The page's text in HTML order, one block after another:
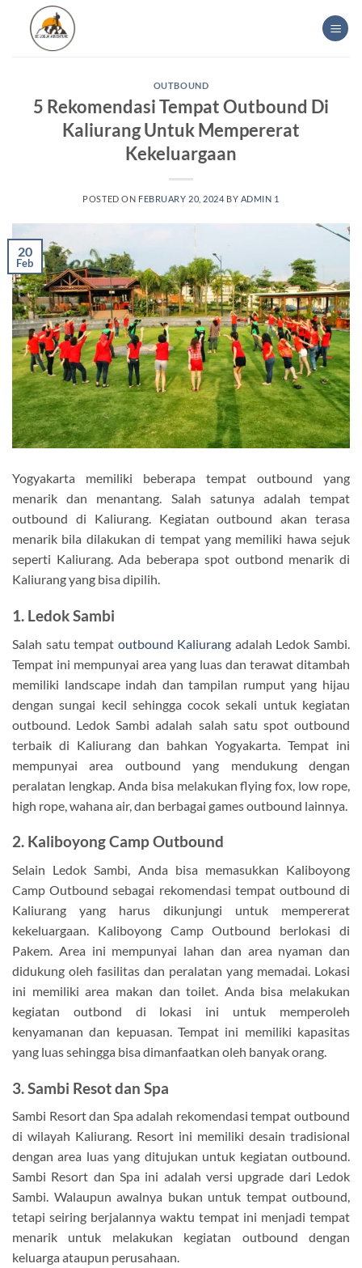
content
OUTBOUND
5 Rekomendasi Tempat Outbound Di
Kaliurang Untuk Mempererat
Kekeluargaan
POSTED ON FEBRUARY 20, 2024 BY ADMIN 1
20
Feb
Yogyakarta memiliki beberapa tempat outbound yang
menarik dan menantang. Salah satunya adalah tempat
outbound di Kaliurang. Kegiatan outbound akan terasa
menarik bila dilakukan di tempat yang memiliki hawa sejuk
seperti Kaliurang. Ada beberapa spot outbond menarik di
Kaliurang yang bisa dipilih.
1. Ledok Sambi
Salah satu tempat outbound Kaliurang adalah Ledok Sambi.
Tempat ini mempunyai area yang luas dan terawat ditambah
memiliki landscape indah dan tampilan rumput yang hijau
dengan sungai kecil sehingga cocok sekali untuk kegiatan
outbound. Ledok Sambi adalah salah satu spot outbound
terbaik di Kaliurang dan bahkan Yogyakarta. Tempat ini
mempunyai area outbound yang mendukung dengan
peralatan lengkap. Anda bisa melakukan flying fox, low rope,
high rope, wahana air, dan berbagai games outbound lainnya.
2. Kaliboyong Camp Outbound
Selain Ledok Sambi, Anda bisa memasukkan Kaliboyong
Camp Outbound sebagai rekomendasi tempat outbound di
Kaliurang yang harus dikunjungi untuk mempererat
kekeluargaan. Kaliboyong Camp Outbound berlokasi di
Pakem. Area ini mempunyai lahan dan area nyaman dan
didukung oleh fasilitas dan peralatan yang memadai. Lokasi
ini memiliki area makan dan toilet. Anda bisa melakukan
kegiatan outbond di lokasi ini untuk memperoleh
kenyamanan dan kepuasan. Tempat ini memiliki kapasitas
yang luas sehingga bisa dimanfaatkan oleh banyak orang.
3. Sambi Resot dan Spa
Sambi Resort dan Spa adalah rekomendasi tempat outbound
di wilayah Kaliurang. Resort ini memiliki desain tradisional
dengan area luas yang ditujukan untuk kegiatan outbound.
Sambi Resort dan Spa ini adalah versi upgrade dari Ledok
Sambi. Walaupun awalnya bukan untuk tempat outbound,
tetapi seiring berjalannya waktu tempat ini menjadi tempat
menarik untuk melakukan kegiatan outbound dengan
keluarga ataupun perusahaan.